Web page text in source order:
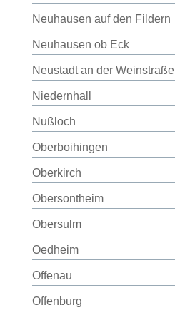
Neuhausen auf den Fildern
Neuhausen ob Eck
Neustadt an der Weinstraße
Niedernhall
Nußloch
Oberboihingen
Oberkirch
Obersontheim
Obersulm
Oedheim
Offenau
Offenburg